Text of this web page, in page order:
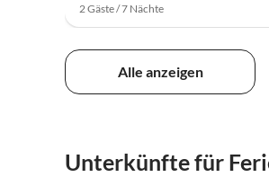
2 Gäste / 7 Nächte
Alle anzeigen
Unterkünfte für